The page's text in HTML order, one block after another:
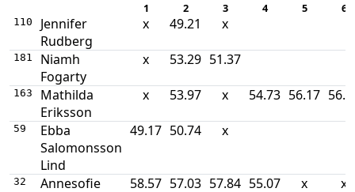
1 2 3 4 5 6
110
Jennifer
Rudberg
x 49.21 x
181
Niamh
Fogarty
x 53.29 51.37
163
Mathilda
Eriksson
x 53.97 x 54.73 56.17
59
Ebba
Salomonsson
Lind
49.17 50.74 x
32
Annesofie
58.57 57.03 57.84 55.07 x x